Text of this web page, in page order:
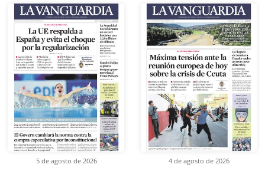
5 de agosto de 2026 4 de agosto de 2026